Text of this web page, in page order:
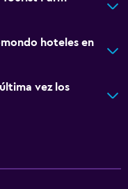
hoteles en
vez los